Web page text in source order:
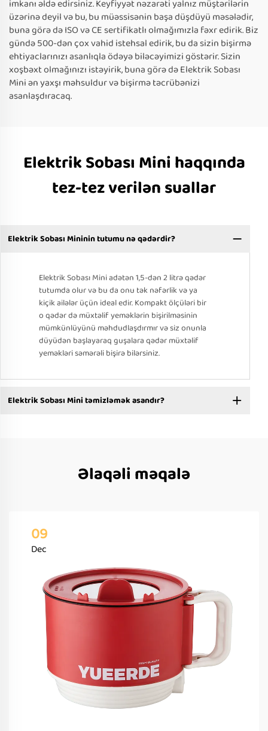
imkanı əldə edirsiniz. Keyfiyyət nəzarəti yalnız müştərilərin
üzərinə deyil və bu, bu müəssisənin başa düşdüyü məsələdir,
buna görə də ISO və CE sertifikatlı olmağımızla fəxr edirik. Biz
gündə 500-dən çox vahid istehsal edirik, bu da sizin bişirmə
ehtiyaclarınızı asanlıqla ödəyə biləcəyimizi göstərir. Sizin
xoşbəxt olmağınızı istəyirik, buna görə də Elektrik Sobası
Mini ən yaxşı məhsuldur və bişirmə təcrübənizi
asanlaşdıracaq.
Elektrik Sobası Mini haqqında
tez-tez verilən suallar
Elektrik Sobası Mininin tutumu nə qədərdir?
Elektrik Sobası Mini adətən 1,5-dən 2 litrə qədər
tutumda olur və bu da onu tək nəfərlik və ya
kiçik ailələr üçün ideal edir. Kompakt ölçüləri bir
o qədər də müxtəlif yeməklərin bişirilməsinin
mümkünlüyünü məhdudlaşdırmır və siz onunla
düyüdən başlayaraq guşalara qədər müxtəlif
yeməkləri səmərəli bişirə bilərsiniz.
Elektrik Sobası Mini təmizləmək asandır?
Əlaqəli məqalə
09
Dec